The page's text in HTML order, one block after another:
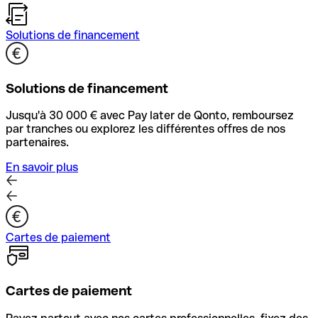
Solutions de financement
Solutions de financement
Jusqu'à 30 000 € avec Pay later de Qonto, remboursez
par tranches ou explorez les différentes offres de nos
partenaires.
En savoir plus
Cartes de paiement
Cartes de paiement